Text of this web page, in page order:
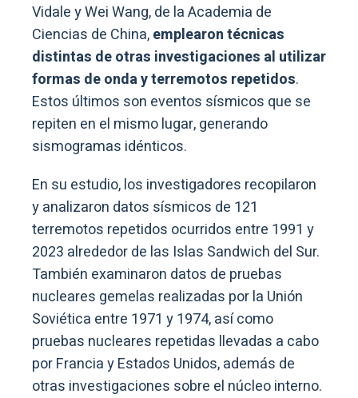
Vidale y Wei Wang, de la Academia de
Ciencias de China,emplearon técnicas
distintas de otras investigaciones al utilizar
formas de onda y terremotos repetidos.
Estos últimos son eventos sísmicos que se
repiten en el mismo lugar, generando
sismogramas idénticos.
En su estudio, los investigadores recopilaron
y analizaron datos sísmicos de 121
terremotos repetidos ocurridos entre 1991 y
2023 alrededor de las Islas Sandwich del Sur.
También examinaron datos de pruebas
nucleares gemelas realizadas por la Unión
Soviética entre 1971 y 1974, así como
pruebas nucleares repetidas llevadas a cabo
por Francia y Estados Unidos, además de
otras investigaciones sobre el núcleo interno.